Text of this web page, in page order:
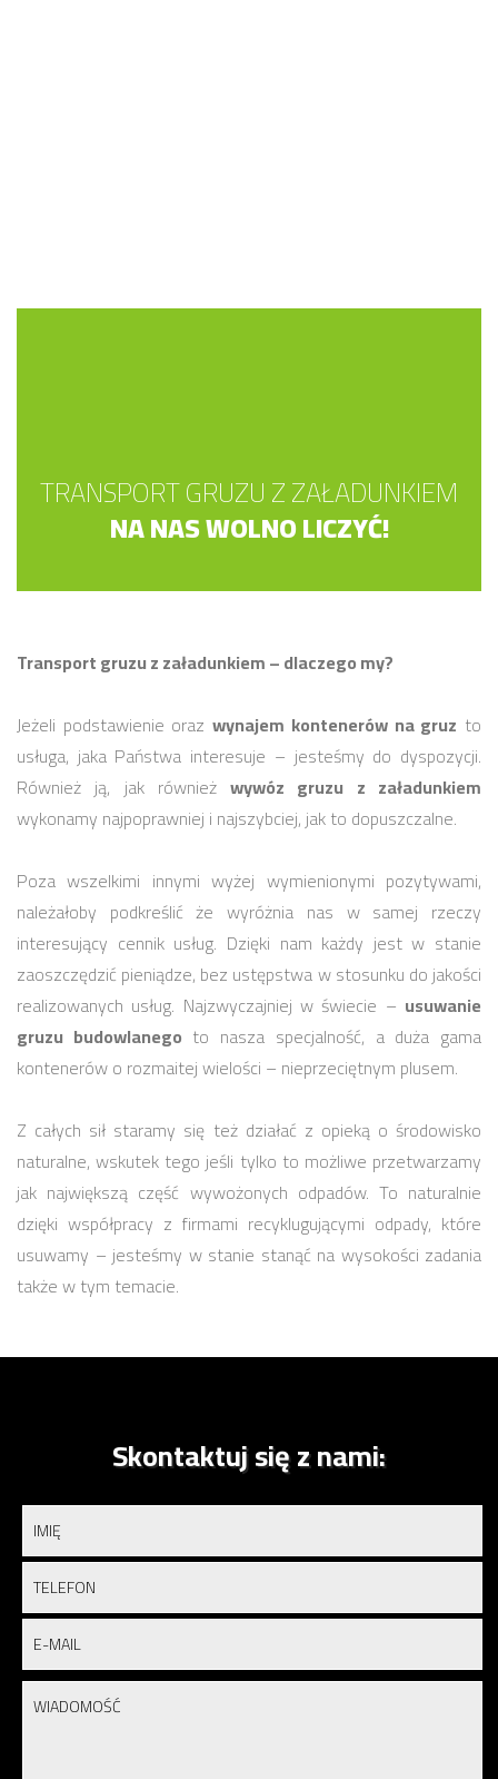
TRANSPORT GRUZU Z ZAŁADUNKIEM
NA NAS WOLNO LICZYĆ!
Transport gruzu z załadunkiem – dlaczego my?
Jeżeli podstawienie orazwynajem kontenerów na gruz to
usługa, jaka Państwa interesuje – jesteśmy do dyspozycji.
Również ją, jak równieżwywóz gruzu z załadunkiem
wykonamy najpoprawniej i najszybciej, jak to dopuszczalne.
Poza wszelkimi innymi wyżej wymienionymi pozytywami,
należałoby podkreślić że wyróżnia nas w samej rzeczy
interesujący cennik usług. Dzięki nam każdy jest w stanie
zaoszczędzić pieniądze, bez ustępstwa w stosunku do jakości
realizowanych usług. Najzwyczajniej w świecie – usuwanie
gruzu budowlanego to nasza specjalność, a duża gama
kontenerów o rozmaitej wielości – nieprzeciętnym plusem.
Z całych sił staramy się też działać z opieką o środowisko
naturalne, wskutek tego jeśli tylko to możliwe przetwarzamy
jak największą część wywożonych odpadów. To naturalnie
dzięki współpracy z firmami recyklugującymi odpady, które
usuwamy – jesteśmy w stanie stanąć na wysokości zadania
także w tym temacie.
Skontaktuj się z nami: